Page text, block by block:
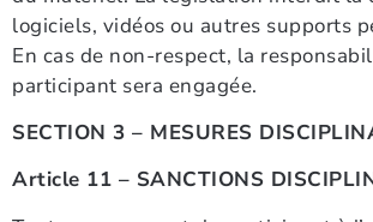
logiciels, vidéos ou autres supports
En cas de non-respect, la
participant sera engagée.
SECTION 3 – MESURES
Article 11 – SANCTIONS